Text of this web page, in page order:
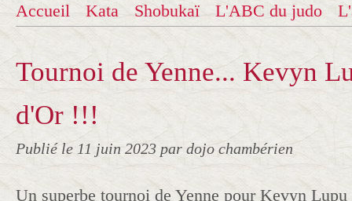
Accueil Kata Shobukaï L'ABC du judo
Tournoi de Yenne... Kevyn
d'Or !!!
Publié le 11 juin 2023 par dojo chambérien
Un superbe tournoi de Yenne pour Kevyn